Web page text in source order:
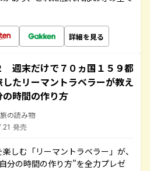
詳細を見る
週末だけで７０ヵ国１５９都
たリーマントラベラーが教え
の時間の作り方
の読み物
発売
しむ「リーマントラベラー」が、
分の時間の作り方”を全力プレゼ